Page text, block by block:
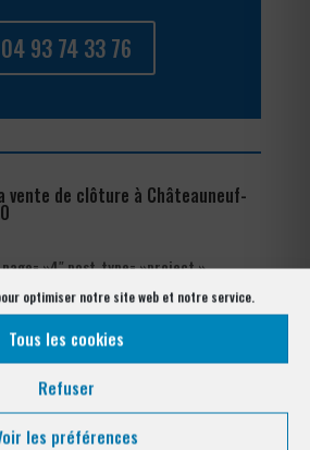
optimiser notre site web et notre service.
Tous les cookies
Refuser
les préférences
04 93 74 33 76
vente de clôture à Châteauneuf-
»4″ post_type= »project »
»rand »]
la pose
06470